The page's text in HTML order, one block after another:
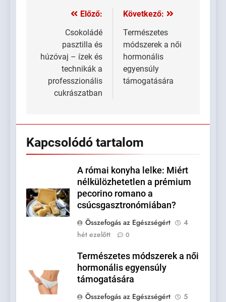
Bejegyzés
navigáció
Előző:
Csokoládé
pasztilla és
húzóvaj – ízek és
technikák a
professzionális
cukrászatban
Következő:
Természetes
módszerek a női
hormonális
egyensúly
támogatására
Kapcsolódó tartalom
A római konyha lelke: Miért
nélkülözhetetlen a prémium
pecorino romano a
csúcsgasztronómiában?
Összefogás az Egészségért
4
hét ezelőtt
0
Természetes módszerek a női
hormonális egyensúly
támogatására
Összefogás az Egészségért
5